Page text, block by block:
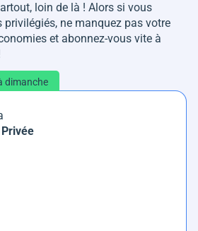
loin de là ! Alors si vous
ne manquez pas votre
et abonnez-vous vite à
dimanche